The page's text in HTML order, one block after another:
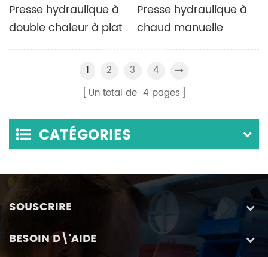
Presse hydraulique à
double chaleur à plat
élargie 300C 500C
pour le pressage de
Presse hydraulique à
chaud manuelle
cylindrique-électrique
de laboratoire avec
moules de pressage à
chaud
1 2 3
4
Un total de 4 pages
CATÉGORIES
SOUSCRIRE
BESOIN D\'AIDE